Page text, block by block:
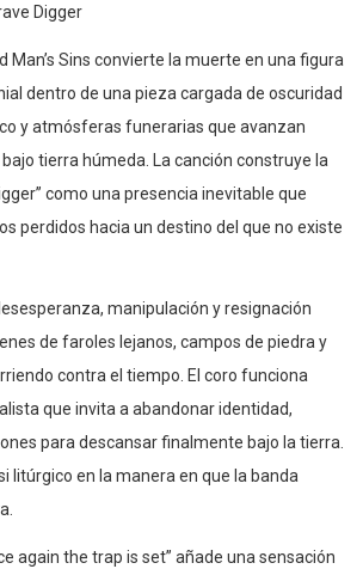
Digger
Man’s Sins convierte la muerte en una figura
dentro de una pieza cargada de oscuridad
y atmósferas funerarias que avanzan
tierra húmeda. La canción construye la
como una presencia inevitable que
perdidos hacia un destino del que no existe
manipulación y resignación
de faroles lejanos, campos de piedra y
contra el tiempo. El coro funciona
que invita a abandonar identidad,
para descansar finalmente bajo la tierra.
litúrgico en la manera en que la banda
again the trap is set” añade una sensación